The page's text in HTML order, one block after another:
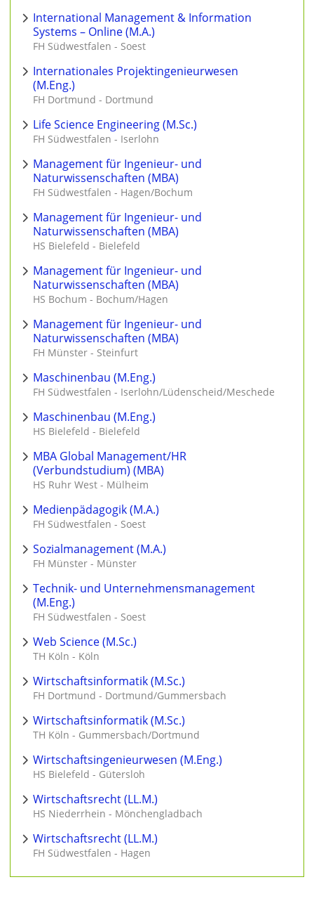
International Management & Information
Systems – Online (M.A.)
FH Südwestfalen - Soest
Internationales Projektingenieurwesen
(M.Eng.)
FH Dortmund - Dortmund
Life Science Engineering (M.Sc.)
FH Südwestfalen - Iserlohn
Management für Ingenieur- und
Naturwissenschaften (MBA)
FH Südwestfalen - Hagen/Bochum
Management für Ingenieur- und
Naturwissenschaften (MBA)
HS Bielefeld - Bielefeld
Management für Ingenieur- und
Naturwissenschaften (MBA)
HS Bochum - Bochum/Hagen
Management für Ingenieur- und
Naturwissenschaften (MBA)
FH Münster - Steinfurt
Maschinenbau (M.Eng.)
FH Südwestfalen - Iserlohn/Lüdenscheid/Meschede
Maschinenbau (M.Eng.)
HS Bielefeld - Bielefeld
MBA Global Management/HR
(Verbundstudium) (MBA)
HS Ruhr West - Mülheim
Medienpädagogik (M.A.)
FH Südwestfalen - Soest
Sozialmanagement (M.A.)
FH Münster - Münster
Technik- und Unternehmensmanagement
(M.Eng.)
FH Südwestfalen - Soest
Web Science (M.Sc.)
TH Köln - Köln
Wirtschaftsinformatik (M.Sc.)
FH Dortmund - Dortmund/Gummersbach
Wirtschaftsinformatik (M.Sc.)
TH Köln - Gummersbach/Dortmund
Wirtschaftsingenieurwesen (M.Eng.)
HS Bielefeld - Gütersloh
Wirtschaftsrecht (LL.M.)
HS Niederrhein - Mönchengladbach
Wirtschaftsrecht (LL.M.)
FH Südwestfalen - Hagen